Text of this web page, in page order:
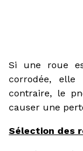
Si une roue
corrodée,
contraire, le
causer une
Sélection des